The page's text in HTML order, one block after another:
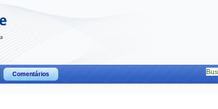
Comentários